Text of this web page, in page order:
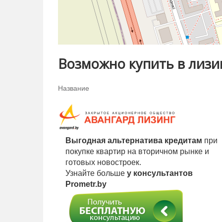
стеклопакеты
надёжная металлическая входная дверь
Дом и окружение
Дом ухоженный, с понятной и спокойной
Локация — главное преимущество
повседневной жизни. Здесь всё уже
зелёные зоны.
шаговой доступностиот дома:
школы и детские сады
поликлиника и аптеки
Возможно купить в
Название
Выгодная альтернатива кредитам при
покупке квартир на вторичном рынке и
готовых новостроек.
Узнайте больше у консультантов
Prometr.by